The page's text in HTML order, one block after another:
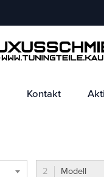
Kontakt
Modell